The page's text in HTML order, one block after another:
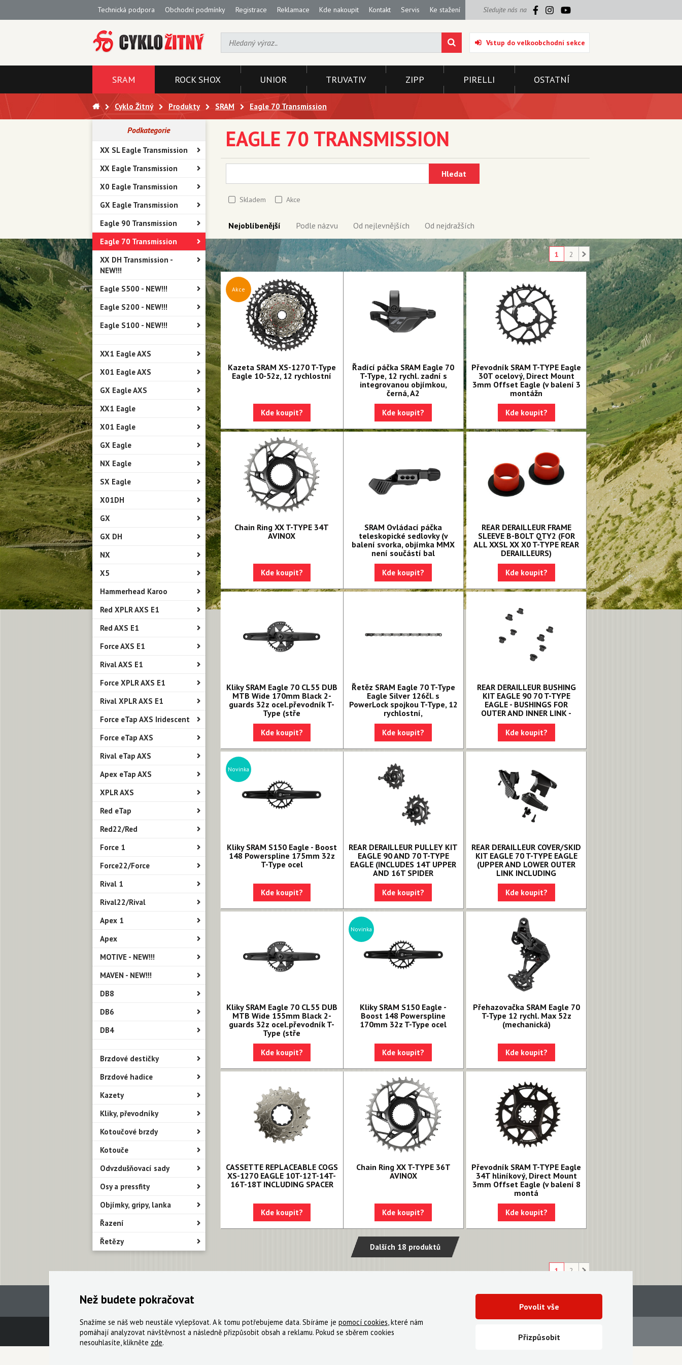
Technická podpora Obchodní podmínky Registrace Reklamace Kde nakoupit Kontakt Servis Ke stažení Sledujte nás na
Vstup do velkoobchodní sekce
SRAM ROCK SHOX UNIOR TRUVATIV ZIPP PIRELLI OSTATNÍ
Cyklo Žitný Produkty SRAM Eagle 70 Transmission
Podkategorie
XX SL Eagle Transmission
XX Eagle Transmission
X0 Eagle Transmission
GX Eagle Transmission
Eagle 90 Transmission
Eagle 70 Transmission
XX DH Transmission -
NEW!!!
Eagle S500 - NEW!!!
Eagle S200 - NEW!!!
Eagle S100 - NEW!!!
XX1 Eagle AXS
X01 Eagle AXS
GX Eagle AXS
XX1 Eagle
X01 Eagle
GX Eagle
NX Eagle
SX Eagle
X01DH
GX
GX DH
NX
X5
Hammerhead Karoo
Red XPLR AXS E1
Red AXS E1
Force AXS E1
Rival AXS E1
Force XPLR AXS E1
Rival XPLR AXS E1
Force eTap AXS Iridescent
Force eTap AXS
Rival eTap AXS
Apex eTap AXS
XPLR AXS
Red eTap
Red22/Red
Force 1
Force22/Force
Rival 1
Rival22/Rival
Apex 1
Apex
MOTIVE - NEW!!!
MAVEN - NEW!!!
DB8
DB6
DB4
Brzdové destičky
Brzdové hadice
Kazety
Kliky, převodníky
Kotoučové brzdy
Kotouče
Odvzdušňovací sady
Osy a pressfity
Objímky, gripy, lanka
Řazení
Řetězy
EAGLE 70 TRANSMISSION
Hledat
Skladem Akce
Nejoblíbenější Podle názvu Od nejlevnějších Od nejdražších
1 2
Akce
Kazeta SRAM XS-1270 T-Type
Eagle 10-52z, 12 rychlostní
Kde koupit?
Řadící páčka SRAM Eagle 70
T-Type, 12 rychl. zadní s
integrovanou objímkou,
černá, A2
Kde koupit?
Převodník SRAM T-TYPE Eagle
30T ocelový, Direct Mount
3mm Offset Eagle (v balení 3
montážn
Kde koupit?
Chain Ring XX T-TYPE 34T
AVINOX
Kde koupit?
SRAM Ovládací páčka
teleskopické sedlovky (v
balení svorka, objímka MMX
není součástí bal
Kde koupit?
REAR DERAILLEUR FRAME
SLEEVE B-BOLT QTY2 (FOR
ALL XXSL XX X0 T-TYPE REAR
DERAILLEURS)
Kde koupit?
Kliky SRAM Eagle 70 CL55 DUB
MTB Wide 170mm Black 2-
guards 32z ocel.převodník T-
Type (stře
Kde koupit?
Řetěz SRAM Eagle 70 T-Type
Eagle Silver 126čl. s
PowerLock spojkou T-Type, 12
rychlostní,
Kde koupit?
REAR DERAILLEUR BUSHING
KIT EAGLE 90 70 T-TYPE
EAGLE - BUSHINGS FOR
OUTER AND INNER LINK -
Kde koupit?
Novinka
Kliky SRAM S150 Eagle - Boost
148 Powerspline 175mm 32z
T-Type ocel
Kde koupit?
REAR DERAILLEUR PULLEY KIT
EAGLE 90 AND 70 T-TYPE
EAGLE (INCLUDES 14T UPPER
AND 16T SPIDER
Kde koupit?
REAR DERAILLEUR COVER/SKID
KIT EAGLE 70 T-TYPE EAGLE
(UPPER AND LOWER OUTER
LINK INCLUDING
Kde koupit?
Kliky SRAM Eagle 70 CL55 DUB
MTB Wide 155mm Black 2-
guards 32z ocel.převodník T-
Type (stře
Kde koupit?
Novinka
Kliky SRAM S150 Eagle -
Boost 148 Powerspline
170mm 32z T-Type ocel
Kde koupit?
Přehazovačka SRAM Eagle 70
T-Type 12 rychl. Max 52z
(mechanická)
Kde koupit?
CASSETTE REPLACEABLE COGS
XS-1270 EAGLE 10T-12T-14T-
16T-18T INCLUDING SPACER
Kde koupit?
Chain Ring XX T-TYPE 36T
AVINOX
Kde koupit?
Převodník SRAM T-TYPE Eagle
34T hliníkový, Direct Mount
3mm Offset Eagle (v balení 8
montá
Kde koupit?
Dalších 18 produktů
1 2
Technická podpora Obchodní podmínky Registrace Reklamace Kde nakoupit
Než budete pokračovat
Snažíme se náš web neustále vylepšovat. A k tomu potřebujeme data. Sbíráme je pomocí cookies, které nám
pomáhají analyzovat návštěvnost a následně přizpůsobit obsah a reklamu. Pokud se sběrem cookies
nesouhlasíte, klikněte zde.
Přizpůsobit
Povolit vše